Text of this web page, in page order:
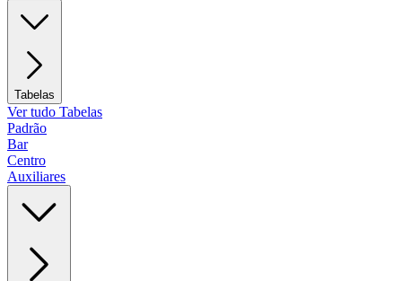
Tabelas
Ver tudo Tabelas
Padrão
Bar
Centro
Auxiliares